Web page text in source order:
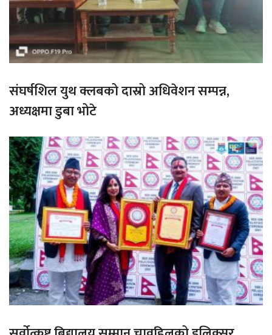
संघर्षशिल युथ क्लबको दास्रो अधिवेशन सम्पन्न,
अध्यक्षमा डुबा भोटे